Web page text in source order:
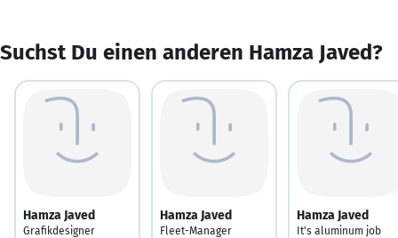
Suchst Du einen anderen Hamza Javed?
Hamza Javed
Grafikdesigner
Hamza Javed
Fleet-Manager
Hamza Javed
It's aluminum job